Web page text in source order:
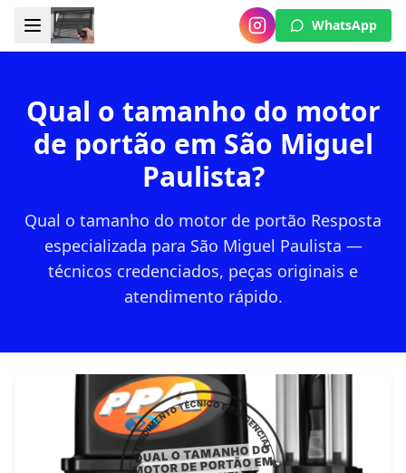
WhatsApp
Qual o tamanho do motor
de portão em São Miguel
Paulista?
Qual o tamanho do motor de portão Resposta
especializada para São Miguel Paulista —
técnicos credenciados, peças originais e
atendimento rápido.